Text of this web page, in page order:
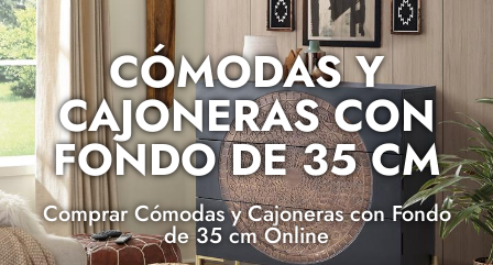
CÓMODAS Y
CAJONERAS CON
FONDO DE 35 CM
Comprar Cómodas y Cajoneras con Fondo
de 35 cm Online